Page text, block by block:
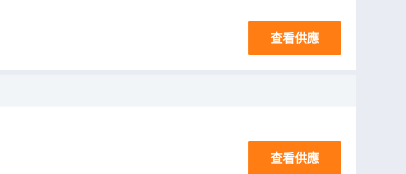
查看供應
查看供應